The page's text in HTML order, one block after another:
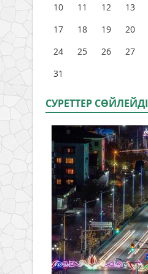
10
11 12 13
17
18 19 20
24
25 26 27
31
СУРЕТТЕР СӨЙЛЕЙДI